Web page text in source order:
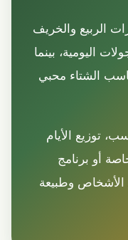
الربيع والخريف
اليومية، بينما
الشتاء محبي
توزيع الأيام
أو برنامج
وطبيعة